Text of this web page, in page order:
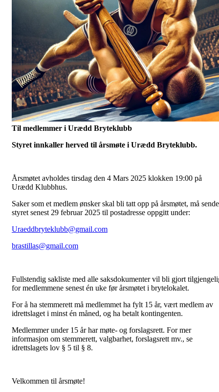
Til medlemmer i Urædd Bryteklubb
Styret innkaller herved til årsmøte i Urædd Bryteklubb.
Årsmøtet avholdes tirsdag den 4 Mars 2025 klokken 19:00 på
Urædd Klubbhus.
Saker som et medlem ønsker skal bli tatt opp på årsmøtet, må
styret senest 29 februar 2025 til postadresse oppgitt under:
Uraeddbryteklubb@gmail.com
brastillas@gmail.com
Fullstendig sakliste med alle saksdokumenter vil bli gjort
for medlemmene senest én uke før årsmøtet i brytelokalet.
For å ha stemmerett må medlemmet ha fylt 15 år, vært medlem av
idrettslaget i minst én måned, og ha betalt kontingenten.
Medlemmer under 15 år har møte- og forslagsrett. For mer
informasjon om stemmerett, valgbarhet, forslagsrett mv., se
idrettslagets lov § 5 til § 8.
Velkommen til årsmøte!